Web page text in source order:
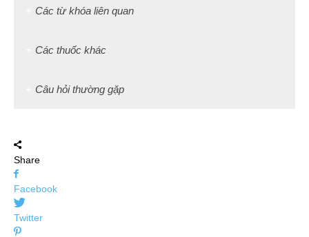
Các từ khóa liên quan
Các thuốc khác
Câu hỏi thường gặp
Share
Facebook
Twitter